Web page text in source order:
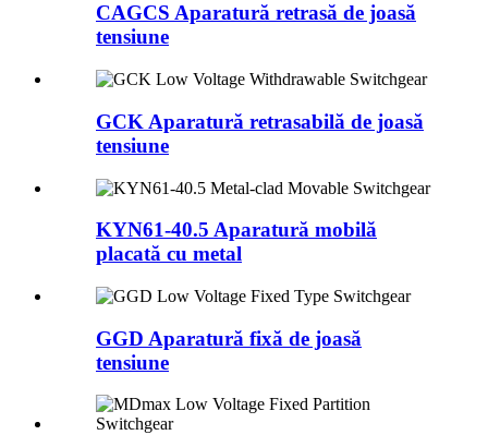
CAGCS Aparatură retrasă de joasă
tensiune
GCK Aparatură retrasabilă de joasă
tensiune
KYN61-40.5 Aparatură mobilă
placată cu metal
GGD Aparatură fixă ​​de joasă
tensiune